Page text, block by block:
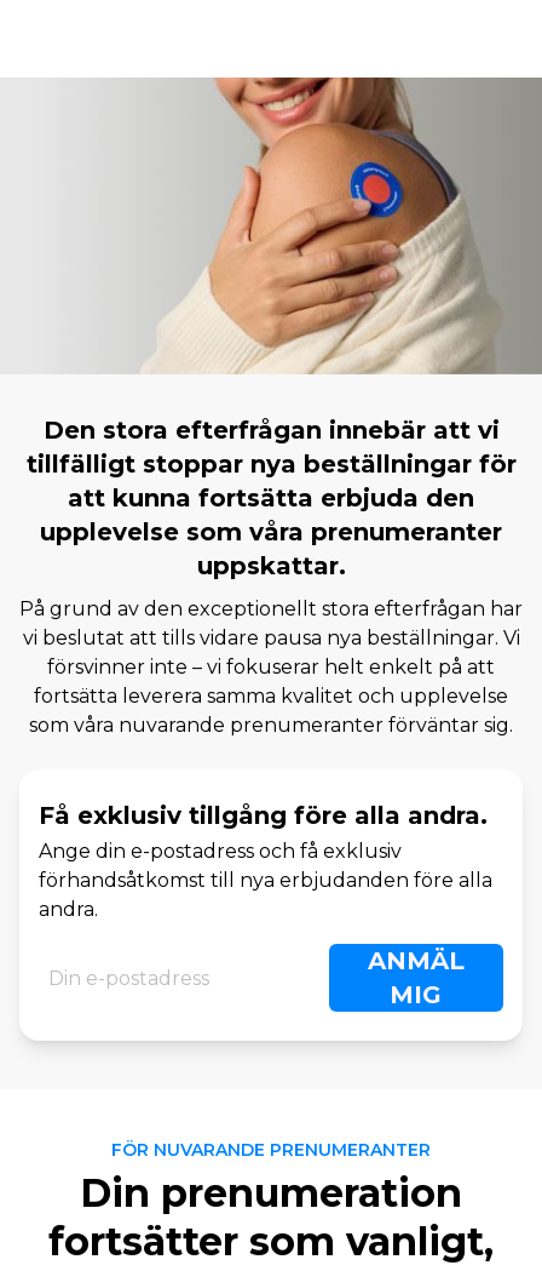
Den stora efterfrågan innebär att vi
tillfälligt stoppar nya beställningar för
att kunna fortsätta erbjuda den
upplevelse som våra prenumeranter
uppskattar.
På grund av den exceptionellt stora efterfrågan har
vi beslutat att tills vidare pausa nya beställningar. Vi
försvinner inte – vi fokuserar helt enkelt på att
fortsätta leverera samma kvalitet och upplevelse
som våra nuvarande prenumeranter förväntar sig.
Få exklusiv tillgång före alla andra.
Ange din e-postadress och få exklusiv
förhandsåtkomst till nya erbjudanden före alla
andra.
ANMÄL
MIG
FÖR NUVARANDE PRENUMERANTER
Din prenumeration
fortsätter som vanligt,